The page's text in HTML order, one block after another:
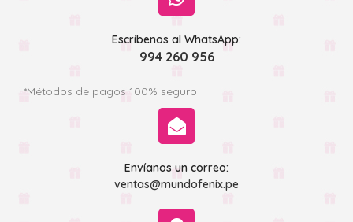
Escríbenos al WhatsApp:
994 260 956
*Métodos de pagos 100% seguro
Envíanos un correo:
ventas@mundofenix.pe